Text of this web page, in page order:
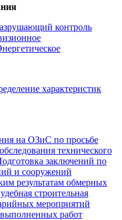
контроль
характеристик
на ОЗиС по просьбе
технического
заключений по
и сооружений
результатам обмерных
строительная
мероприятий
выполненных работ